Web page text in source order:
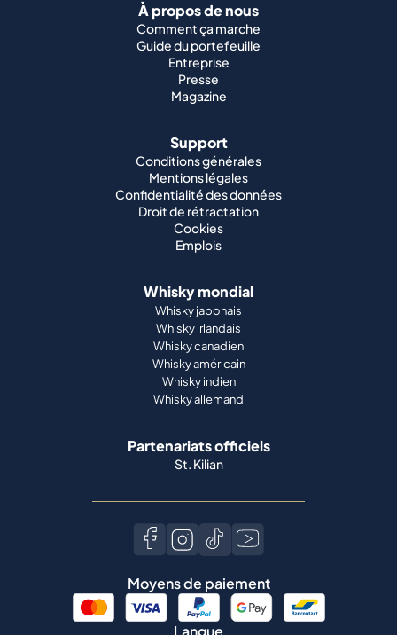
À propos de nous
Comment ça marche
Guide du portefeuille
Entreprise
Presse
Magazine
Support
Conditions générales
Mentions légales
Confidentialité des données
Droit de rétractation
Cookies
Emplois
Whisky mondial
Whisky japonais
Whisky irlandais
Whisky canadien
Whisky américain
Whisky indien
Whisky allemand
Partenariats officiels
St. Kilian
Moyens de paiement
Langue